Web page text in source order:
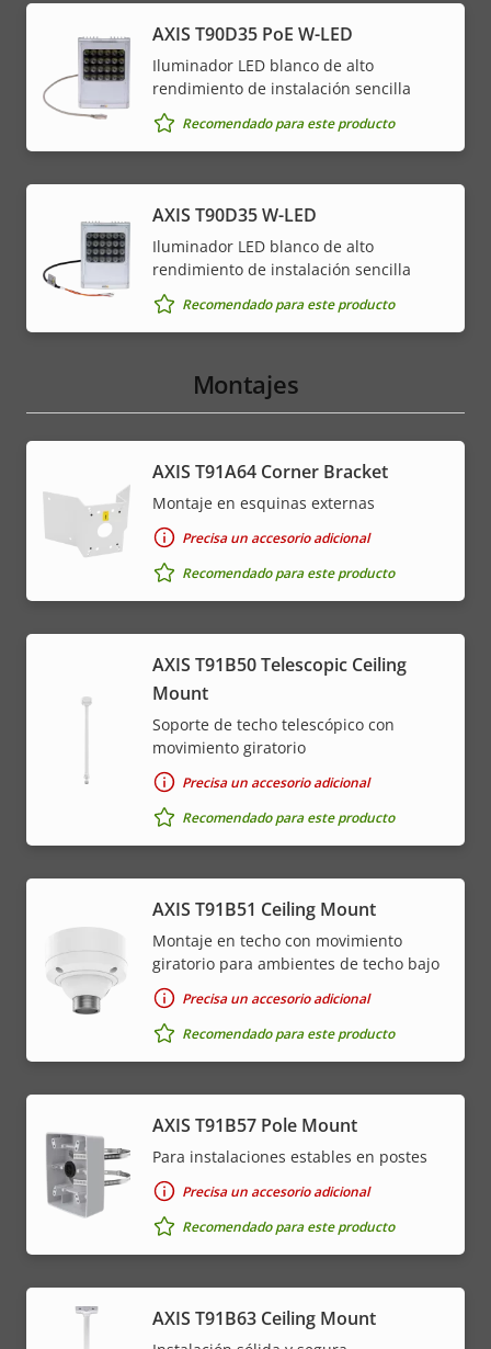
AXIS T90D35 PoE W-LED
Iluminador LED blanco de alto
rendimiento de instalación sencilla
Recomendado para este producto
AXIS T90D35 W-LED
Iluminador LED blanco de alto
rendimiento de instalación sencilla
Recomendado para este producto
Montajes
AXIS T91A64 Corner Bracket
Montaje en esquinas externas
Precisa un accesorio adicional
Recomendado para este producto
AXIS T91B50 Telescopic Ceiling
Mount
Soporte de techo telescópico con
movimiento giratorio
Precisa un accesorio adicional
Recomendado para este producto
AXIS T91B51 Ceiling Mount
Montaje en techo con movimiento
giratorio para ambientes de techo bajo
Precisa un accesorio adicional
Recomendado para este producto
AXIS T91B57 Pole Mount
Para instalaciones estables en postes
Precisa un accesorio adicional
Recomendado para este producto
AXIS T91B63 Ceiling Mount